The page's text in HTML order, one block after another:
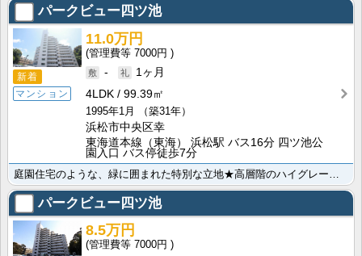
パークビュー四ツ池
新着
マンション
11.0万円
7000円
-
1ヶ月
4LDK
99.39㎡
1995年1月
（築31年）
浜松市中央区幸
東海道本線（東海） 浜松駅 バス16分 四ツ池公
園入口 バス停徒歩7分
パークビュー四ツ池
8.5万円
7000円